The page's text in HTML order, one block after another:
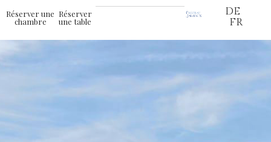
Réserver une
chambre
Réserver
une table
DE
FR